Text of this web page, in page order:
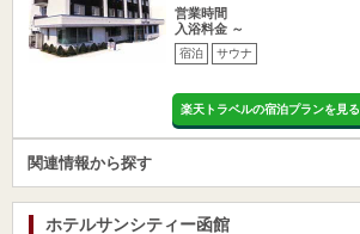
営業時間
入浴料金 ～
宿泊 サウナ
楽天トラベルの宿泊プランを見る
関連情報から探す
ホテルサンシティー函館